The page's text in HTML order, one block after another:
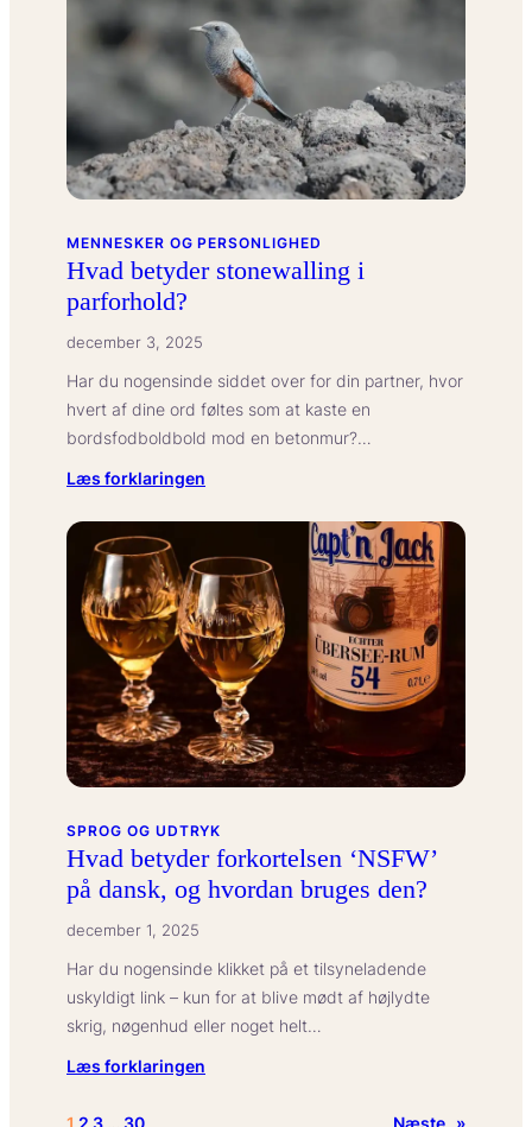
iransk
kultur?
MENNESKER OG PERSONLIGHED
Hvad betyder stonewalling i
parforhold?
december 3, 2025
Har du nogensinde siddet over for din partner, hvor
hvert af dine ord føltes som at kaste en
bordsfodboldbold mod en betonmur?…
Læs forklaringen
stonewalling
i
parforhold?
SPROG OG UDTRYK
Hvad betyder forkortelsen ‘NSFW’
på dansk, og hvordan bruges den?
december 1, 2025
Har du nogensinde klikket på et tilsyneladende
uskyldigt link – kun for at blive mødt af højlydte
skrig, nøgenhud eller noget helt…
Læs forklaringen
1 2 3 30 Næste »